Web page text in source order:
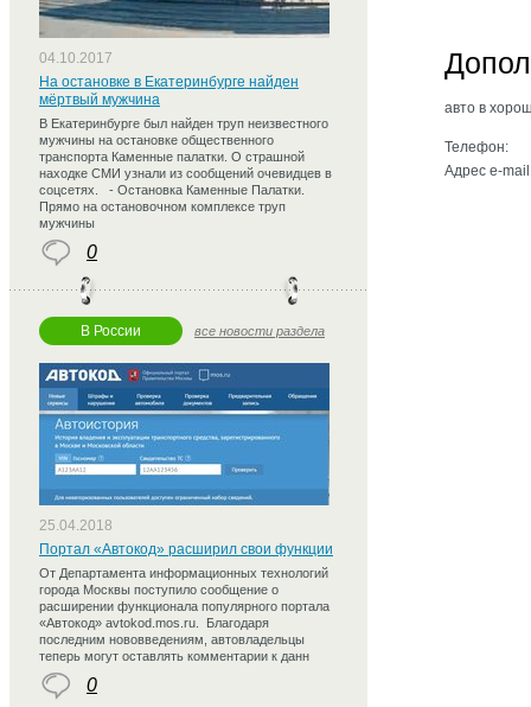
авто в
Телефон:
Адрес e-
04.10.2017
На остановке в Екатеринбурге найден
мёртвый мужчина
В Екатеринбурге был найден труп неизвестного
мужчины на остановке общественного
транспорта Каменные палатки. О страшной
находке СМИ узнали из сообщений очевидцев в
соцсетях. - Остановка Каменные Палатки.
Прямо на остановочном комплексе труп
мужчины
0
В России все новости раздела
25.04.2018
Портал «Автокод» расширил свои функции
От Департамента информационных технологий
города Москвы поступило сообщение о
расширении функционала популярного портала
«Автокод» avtokod.mos.ru. Благодаря
последним нововведениям, автовладельцы
теперь могут оставлять комментарии к данн
0